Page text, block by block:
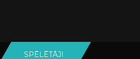
SPĒLĒTĀJI